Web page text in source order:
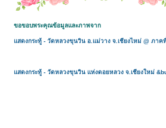
ขอขอบพระคุณข้อมูลและภาพจาก
แสดงกระทู้ - วัดหลวงขุนวิน อ.แม่วาง จ.เชียงไหม่ @ ภาค
แสดงกระทู้ - วัดหลวงขุนวิน แห่งดอยหลวง จ.เชียงใหม่